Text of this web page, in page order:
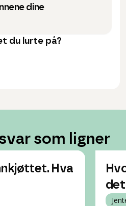
dine
du lurte på?
som ligner
Hva